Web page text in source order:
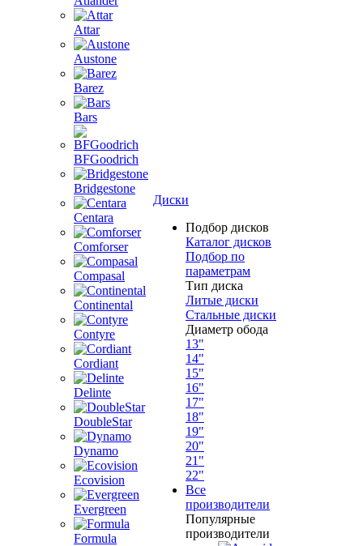
Attar
Austone
Barez
Bars
BFGoodrich
Bridgestone
Centara
Comforser
Compasal
Continental
Contyre
Cordiant
Delinte
DoubleStar
Dynamo
Ecovision
Evergreen
Formula
Диски
Подбор дисков
Каталог дисков
Подбор по
параметрам
Тип диска
Литые диски
Стальные диски
Диаметр обода
13"
14"
15"
16"
17"
18"
19"
20"
21"
22"
Все
производители
Популярные
производители